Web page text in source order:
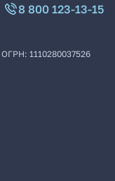
8 800 123-13-15
ОГРН: 1110280037526